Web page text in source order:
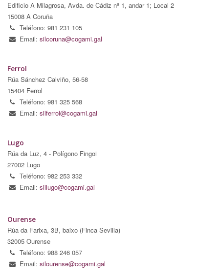
Edificio A Milagrosa, Avda. de Cádiz nº 1, andar 1; Local 2
15008 A Coruña
Teléfono: 981 231 105
Email: silcoruna@cogami.gal
Ferrol
Rúa Sánchez Calviño, 56-58
15404 Ferrol
Teléfono: 981 325 568
Email: silferrol@cogami.gal
Lugo
Rúa da Luz, 4 - Polígono Fingoi
27002 Lugo
Teléfono: 982 253 332
Email: sillugo@cogami.gal
Ourense
Rúa da Farixa, 3B, baixo (Finca Sevilla)
32005 Ourense
Teléfono: 988 246 057
Email: silourense@cogami.gal